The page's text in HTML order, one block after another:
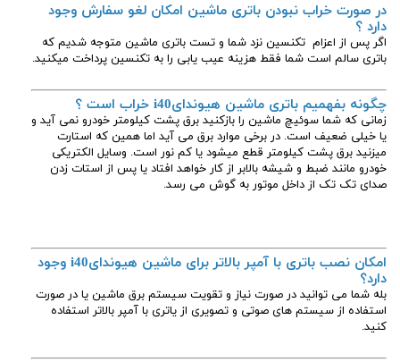
در صورت خراب نبودن باتری ماشین امکان لغو سفارش وجود
دارد ؟
اگر پس از اعزام تکنسین نزد شما و تست باتری ماشین متوجه شدیم که
باتری سالم است شما فقط هزینه عیب یابی را به تکنسین پرداخت میکنید.
چگونه بفهمیم باتری ماشین هیوندایi40 خراب است ؟
زمانی که شما سوئیچ ماشین را بازکنید برق پشت کیلومتر خودرو نمی آید و
یا خیلی ضعیف است. در برخی موارد برق می آید اما همین که استارت
میزنید برق پشت کیلومتر قطع میشود یا کم نور است. وسایل الکتریکی
خودرو مانند ضبط و شیشه بالابر از کار خواهد افتاد یا پس از استات زدن
صدای تک تک از داخل موتور به گوش می رسد.
امکان نصب باتری با آمپر بالاتر برای ماشین هیوندایi40 وجود
دارد؟
بله شما می توانید در صورت نیاز و تقویت سیستم برق ماشین یا در صورت
استفاده از سیستم های صوتی و تصویری از یاتری با آمپر بالاتر استفاده
کنید.